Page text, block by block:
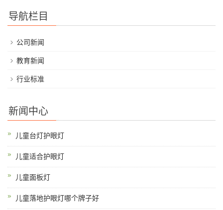
导航栏目
公司新闻
教育新闻
行业标准
新闻中心
儿童台灯护眼灯
儿童适合护眼灯
儿童面板灯
儿童落地护眼灯哪个牌子好